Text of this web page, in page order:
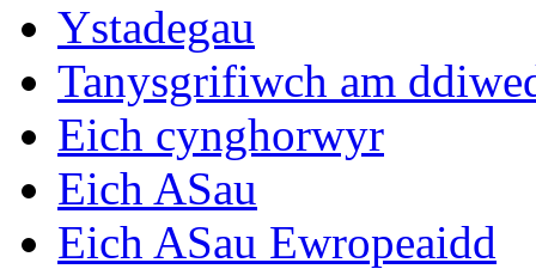
Ystadegau
Tanysgrifiwch am
Eich cynghorwyr
Eich ASau
Eich ASau Ewropeaidd